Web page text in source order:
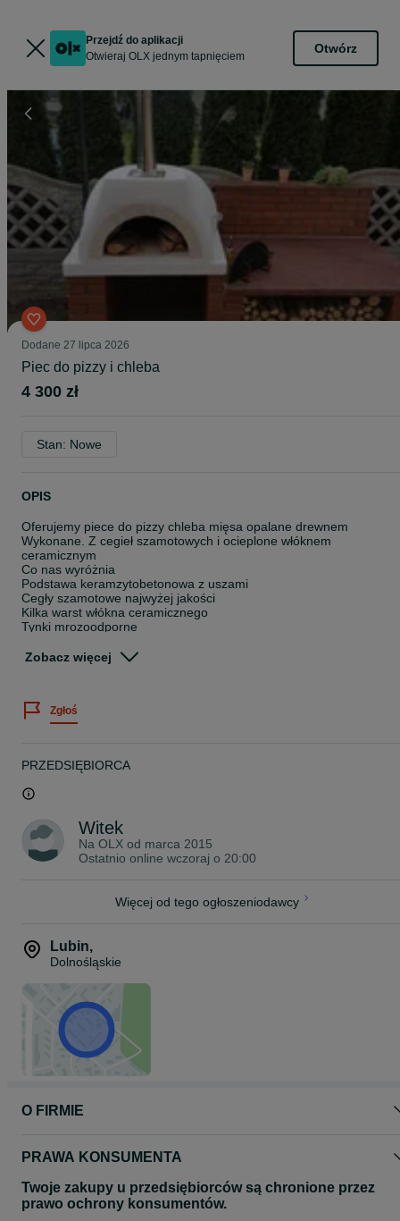
Przejdź do aplikacji
Otwieraj OLX jednym tapnięciem
Otwórz
Dodane 27 lipca 2026
Piec do pizzy i chleba
4 300 zł
Stan: Nowe
OPIS
Oferujemy piece do pizzy chleba mięsa opalane drewnem
Wykonane. Z cegieł szamotowych i ocieplone włóknem
ceramicznym
Co nas wyróżnia
Podstawa keramzytobetonowa z uszami
Cegły szamotowe najwyżej jakości
Kilka warst włókna ceramicznego
Tynki mrozoodporne
Komin stal kwasowa
80 cm
100 cm
Są to wymiary wewnętrzne pieca
Zobacz więcej
Zgłoś
PRZEDSIĘBIORCA
Witek
Na OLX od marca 2015
Ostatnio online wczoraj o 20:00
Więcej od tego ogłoszeniodawcy
Lubin,
Dolnośląskie
O FIRMIE
PRAWA KONSUMENTA
Twoje zakupy u przedsiębiorców są chronione przez
prawo ochrony konsumentów.